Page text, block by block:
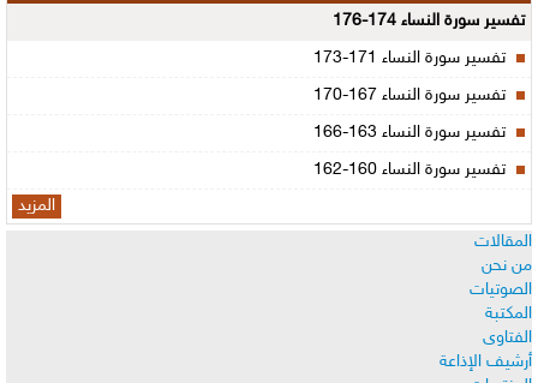
تفسير سورة النساء 174-176
تفسير سورة النساء 171-173
تفسير سورة النساء 167-170
تفسير سورة النساء 163-166
تفسير سورة النساء 160-162
المزيد
المقالات
من نحن
الصوتيات
المكتبة
الفتاوى
أرشيف الإذاعة